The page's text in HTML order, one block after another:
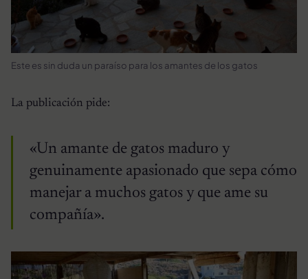
Este es sin duda un paraíso para los amantes de los gatos
La publicación pide:
«Un amante de gatos maduro y
genuinamente apasionado que sepa cómo
manejar a muchos gatos y que ame su
compañía».